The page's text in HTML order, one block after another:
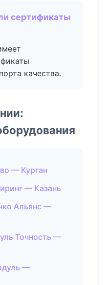
сертификаты
качества.
— Курган
— Казань
Альянс —
Точность —
—